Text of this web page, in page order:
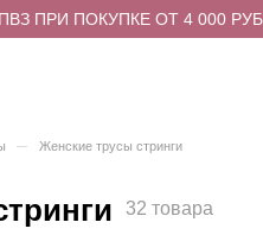
ПОКУПКЕ ОТ 4 000 РУБЛЕЙ
– Женские трусы стринги
32 товара